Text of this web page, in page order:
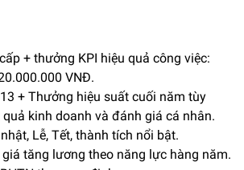
+ thưởng KPI hiệu quả công việc:
VNĐ.
+ Thưởng hiệu suất cuối năm tùy
kinh doanh và đánh giá cá nhân.
Lễ, Tết, thành tích nổi bật.
tăng lương theo năng lực hàng năm.